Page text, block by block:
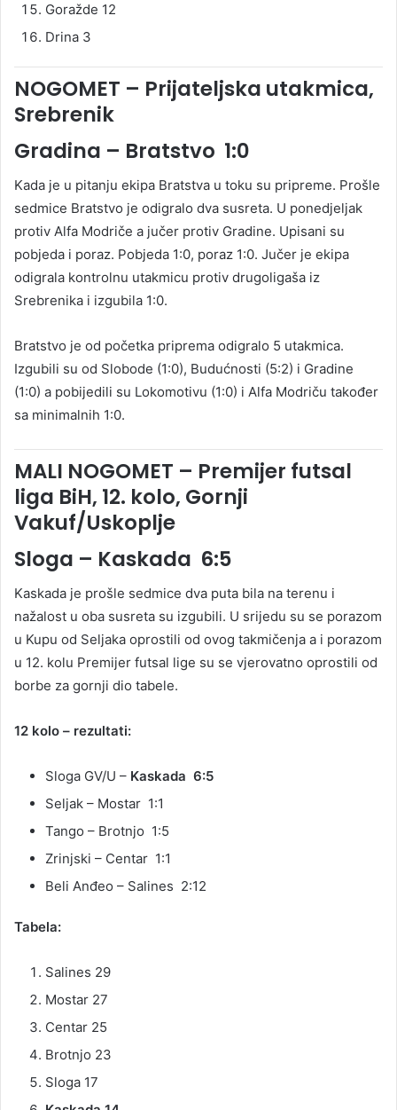
Goražde 12
Drina 3
NOGOMET – Prijateljska utakmica,
Srebrenik
Gradina – Bratstvo 1:0
Kada je u pitanju ekipa Bratstva u toku su pripreme. Prošle
sedmice Bratstvo je odigralo dva susreta. U ponedjeljak
protiv Alfa Modriče a jučer protiv Gradine. Upisani su
pobjeda i poraz. Pobjeda 1:0, poraz 1:0. Jučer je ekipa
odigrala kontrolnu utakmicu protiv drugoligaša iz
Srebrenika i izgubila 1:0.
Bratstvo je od početka priprema odigralo 5 utakmica.
Izgubili su od Slobode (1:0), Budućnosti (5:2) i Gradine
(1:0) a pobijedili su Lokomotivu (1:0) i Alfa Modriču također
sa minimalnih 1:0.
MALI NOGOMET – Premijer futsal
liga BiH, 12. kolo, Gornji
Vakuf/Uskoplje
Sloga – Kaskada 6:5
Kaskada je prošle sedmice dva puta bila na terenu i
nažalost u oba susreta su izgubili. U srijedu su se porazom
u Kupu od Seljaka oprostili od ovog takmičenja a i porazom
u 12. kolu Premijer futsal lige su se vjerovatno oprostili od
borbe za gornji dio tabele.
12 kolo – rezultati:
Sloga GV/U – Kaskada 6:5
Seljak – Mostar 1:1
Tango – Brotnjo 1:5
Zrinjski – Centar 1:1
Beli Anđeo – Salines 2:12
Tabela:
Salines 29
Mostar 27
Centar 25
Brotnjo 23
Sloga 17